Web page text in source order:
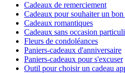
Cadeaux de remerciement
Cadeaux pour souhaiter un bon
Cadeaux romantiques
Cadeaux sans occasion
Fleurs de condoléances
Paniers-cadeaux d'anniversaire
Paniers-cadeaux pour s'excuser
Outil pour choisir un cadeau